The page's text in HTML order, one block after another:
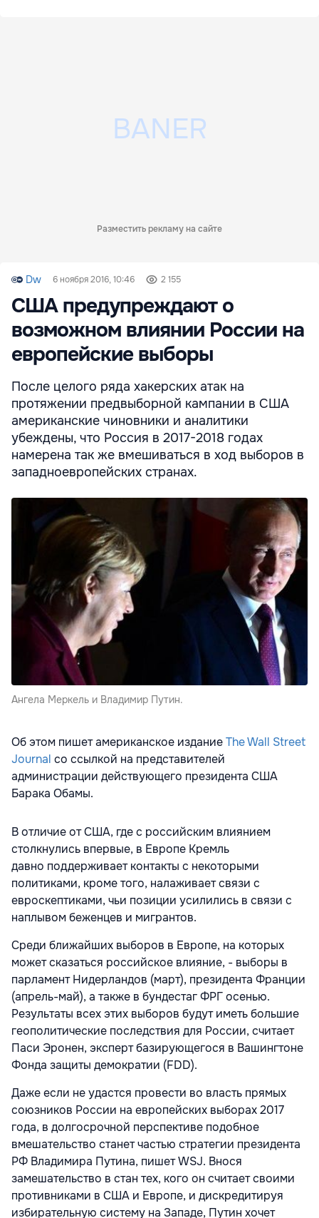
Разместить рекламу на сайте
Dw 6 ноября 2016, 10:46 2 155
США предупреждают о
возможном влиянии России на
европейские выборы
После целого ряда хакерских атак на
протяжении предвыборной кампании в США
американские чиновники и аналитики
убеждены, что Россия в 2017-2018 годах
намерена так же вмешиваться в ход выборов в
западноевропейских странах.
Ангела Меркель и Владимир Путин.
Об этом пишет американское изданиеThe Wall Street
Journal со ссылкой на представителей
администрации действующего президента США
Барака Обамы.
В отличие от США, где с российским влиянием
столкнулись впервые, в Европе Кремль
давно поддерживает контакты с некоторыми
политиками, кроме того, налаживает связи с
евроскептиками, чьи позиции усилились в связи с
наплывом беженцев и мигрантов.
Среди ближайших выборов в Европе, на которых
может сказаться российское влияние, - выборы в
парламент Нидерландов (март), президента Франции
(апрель-май), а также в бундестаг ФРГ осенью.
Результаты всех этих выборов будут иметь большие
геополитические последствия для России, считает
Паси Эронен, эксперт базирующегося в Вашингтоне
Фонда защиты демократии (FDD).
Даже если не удастся провести во власть прямых
союзников России на европейских выборах 2017
года, в долгосрочной перспективе подобное
вмешательство станет частью стратегии президента
РФ Владимира Путина, пишет WSJ. Внося
замешательство в стан тех, кого он считает своими
противниками в США и Европе, и дискредитируя
избирательную систему на Западе, Путин хочет